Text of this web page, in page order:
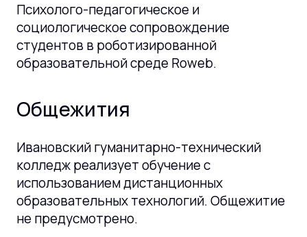
Психолого-педагогическое и
социологическое сопровождение
студентов в роботизированной
образовательной среде Roweb.
Общежития
Ивановский гуманитарно-технический
колледж реализует обучение с
использованием дистанционных
образовательных технологий. Общежитие
не предусмотрено.